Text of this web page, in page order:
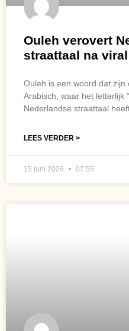
Ouleh verovert
straattaal na
Ouleh is een woord dat
Arabisch, waar het letterlijk
Nederlandse straattaal
LEES VERDER >
15 juni 2026 07:55